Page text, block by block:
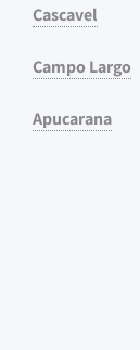
Cascavel
Campo Largo
Apucarana